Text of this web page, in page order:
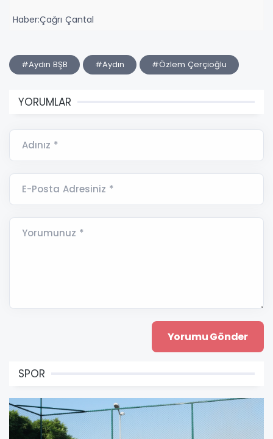
Haber:Çağrı Çantal
#Aydın BŞB #Aydın #Özlem Çerçioğlu
YORUMLAR
Adınız *
E-Posta Adresiniz *
Yorumunuz *
SPOR